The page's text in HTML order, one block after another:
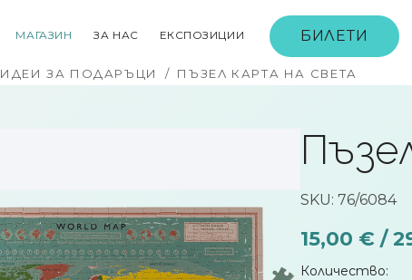
МАГАЗИН ЗА НАС ЕКСПОЗИЦИИ БИЛЕТИ
ИДЕИ ЗА ПОДАРЪЦИ / ПЪЗЕЛ КАРТА НА СВЕТА
SKU: 76/6084
15,00 € /
Количество